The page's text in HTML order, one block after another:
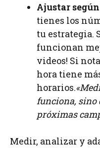
Ajustar
tienes los
tu estrategia.
funcionan
videos! Si
hora tiene
horarios.
funciona, sino
próximas
Medir, analizar y